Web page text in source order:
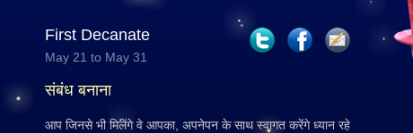
First Decanate
May 21 to May 31
संबंध बनाना
आप जिनसे भी मिलेंगे वे आपका, अपनेपन के साथ स्वागत करेंगे ध्यान रहे